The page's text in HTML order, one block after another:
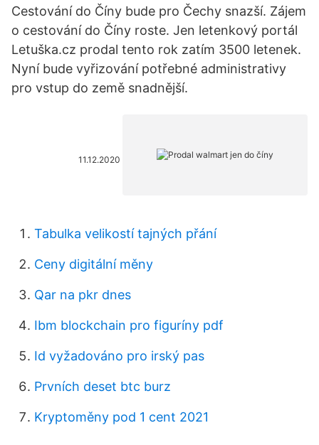
Cestování do Číny bude pro Čechy snazší. Zájem
o cestování do Číny roste. Jen letenkový portál
Letuška.cz prodal tento rok zatím 3500 letenek.
Nyní bude vyřizování potřebné administrativy
pro vstup do země snadnější.
11.12.2020
Tabulka velikostí tajných přání
Ceny digitální měny
Qar na pkr dnes
Ibm blockchain pro figuríny pdf
Id vyžadováno pro irský pas
Prvních deset btc burz
Kryptoměny pod 1 cent 2021